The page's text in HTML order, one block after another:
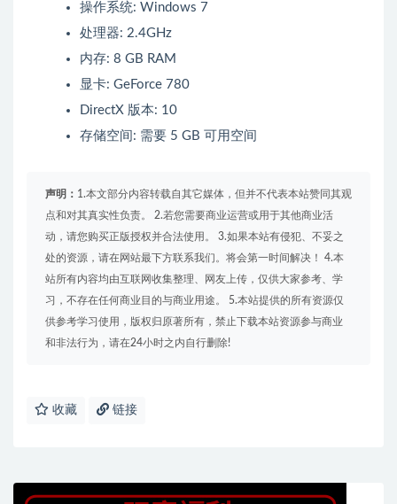
操作系统: Windows 7
处理器: 2.4GHz
内存: 8 GB RAM
显卡: GeForce 780
DirectX 版本: 10
存储空间: 需要 5 GB 可用空间
声明： 1.本文部分内容转载自其它媒体，但并不代表本站赞同其观
点和对其真实性负责。 2.若您需要商业运营或用于其他商业活
动，请您购买正版授权并合法使用。 3.如果本站有侵犯、不妥之
处的资源，请在网站最下方联系我们。将会第一时间解决！ 4.本
站所有内容均由互联网收集整理、网友上传，仅供大家参考、学
习，不存在任何商业目的与商业用途。 5.本站提供的所有资源仅
供参考学习使用，版权归原著所有，禁止下载本站资源参与商业
和非法行为，请在24小时之内自行删除!
收藏 链接